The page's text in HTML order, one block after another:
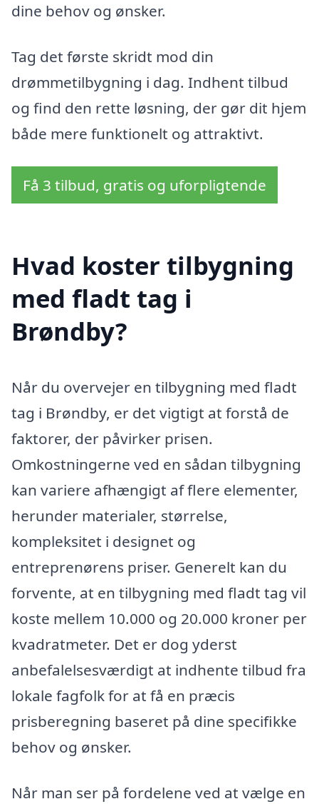
dine behov og ønsker.
Tag det første skridt mod din
drømmetilbygning i dag. Indhent tilbud
og find den rette løsning, der gør dit hjem
både mere funktionelt og attraktivt.
Få 3 tilbud, gratis og uforpligtende
Hvad koster tilbygning
med fladt tag i
Brøndby?
Når du overvejer en tilbygning med fladt
tag i Brøndby, er det vigtigt at forstå de
faktorer, der påvirker prisen.
Omkostningerne ved en sådan tilbygning
kan variere afhængigt af flere elementer,
herunder materialer, størrelse,
kompleksitet i designet og
entreprenørens priser. Generelt kan du
forvente, at en tilbygning med fladt tag vil
koste mellem 10.000 og 20.000 kroner per
kvadratmeter. Det er dog yderst
anbefalelsesværdigt at indhente tilbud fra
lokale fagfolk for at få en præcis
prisberegning baseret på dine specifikke
behov og ønsker.
Når man ser på fordelene ved at vælge en